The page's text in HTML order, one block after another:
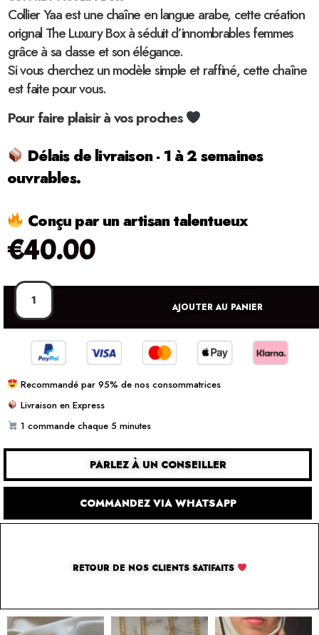
Collier Yaa est une chaîne en langue arabe, cette création
orignal The Luxury Box à séduit d’innombrables femmes
grâce à sa classe et son élégance.
Si vous cherchez un modèle simple et raffiné, cette chaîne
est faite pour vous.
Pour faire plaisir à vos proches
Délais de livraison - 1 à 2 semaines
ouvrables.
Conçu par un artisan talentueux
€40.00
AJOUTER AU PANIER
Recommandé par 95% de nos consommatrices
Livraison en Express
1 commande chaque 5 minutes
PARLEZ À UN CONSEILLER
COMMANDEZ VIA WHATSAPP
RETOUR DE NOS CLIENTS SATIFAITS